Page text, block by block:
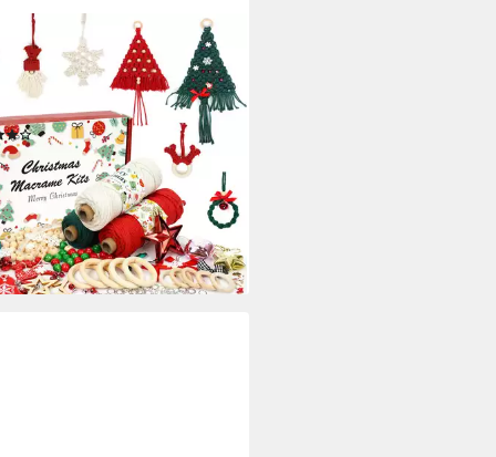
Garn Set DIY Makramee
Set mit Anleitung
(1-St)
(1)
€ 29,99 €
- in 2-3 Werktagen bei dir